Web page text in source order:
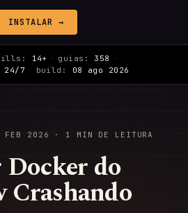
INSTALAR →
14+ · guias: 358 ·
24/7 · build: 08 ago 2026
FEB 2026 · 1 MIN DE LEITURA
do
Crashando